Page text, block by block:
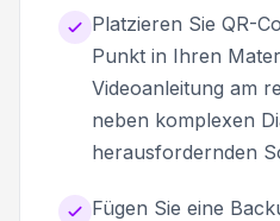
Platzieren Sie QR-
Punkt in Ihren
Videoanleitung am
neben komplexen
herausfordernden
Fügen Sie eine